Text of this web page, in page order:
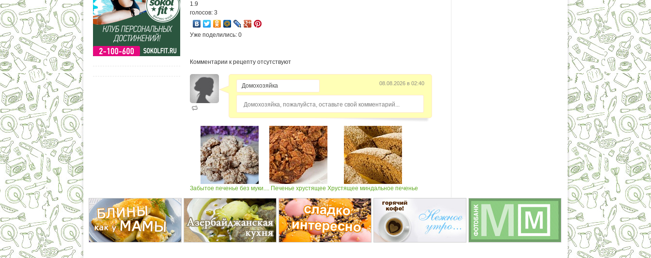
1.9
голосов: 3
Уже поделились: 0
Комментарии к рецепту отсутствуют
08.08.2026 в 02:40
Домохозяйка, пожалуйста, оставьте свой комментарий...
Забытое печенье без муки.... Печенье хрустящее Хрустящее миндальное печенье